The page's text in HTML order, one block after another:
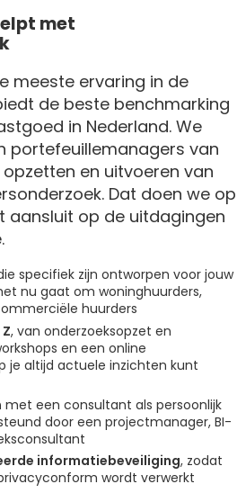
met
meeste ervaring in de
de beste benchmarking
in Nederland. We
portefeuillemanagers van
en uitvoeren van
Dat doen we op
aansluit op de uitdagingen
specifiek zijn ontworpen voor jouw
nu gaat om woninghuurders,
huurders
, van onderzoeksopzet en
en een online
je altijd actuele inzichten kunt
met een consultant als persoonlijk
door een projectmanager, BI-
informatiebeveiliging, zodat
wordt verwerkt